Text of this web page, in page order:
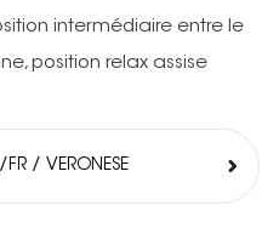
intermédiaire entre le
position relax assise
FR / VERONESE